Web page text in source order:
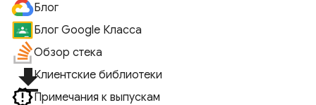
Блог
Блог Google Класса
Обзор стека
file_downloadКлиентские библиотеки
Примечания к выпускам